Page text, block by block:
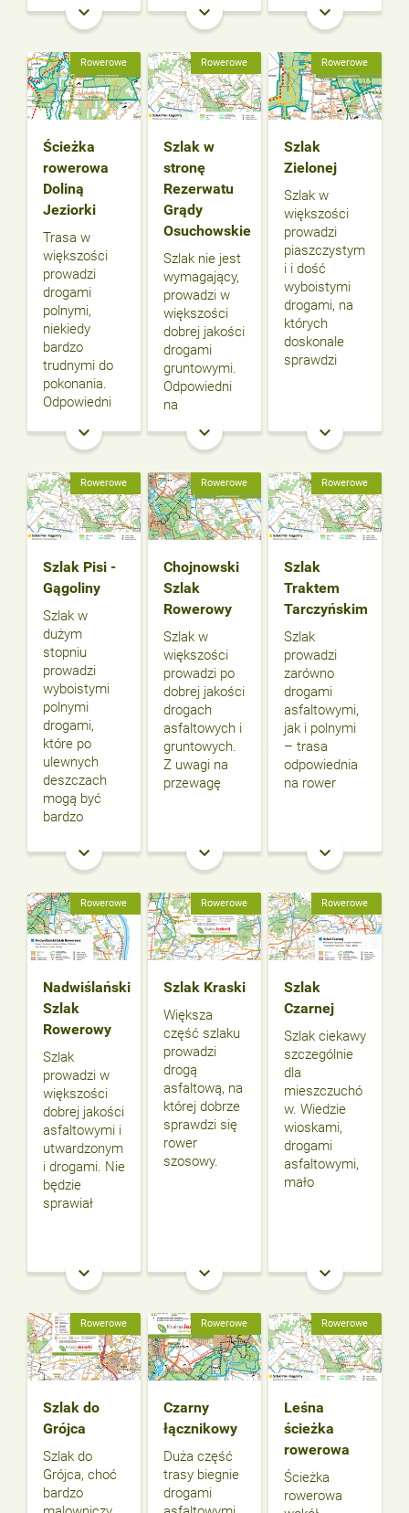
keyboard_arrow_down keyboard_arrow_down keyboard_arrow_down
Rowerowe
Ścieżka
rowerowa
Doliną
Jeziorki
Trasa w
większości
prowadzi
drogami
polnymi,
niekiedy
bardzo
trudnymi do
pokonania.
Odpowiedni
keyboard_arrow_down
Rowerowe
Szlak w
stronę
Rezerwatu
Grądy
Osuchowskie
Szlak nie jest
wymagający,
prowadzi w
większości
dobrej jakości
drogami
gruntowymi.
Odpowiedni
na
keyboard_arrow_down
Rowerowe
Szlak
Zielonej
Szlak w
większości
prowadzi
piaszczystym
i i dość
wyboistymi
drogami, na
których
doskonale
sprawdzi
keyboard_arrow_down
Rowerowe
Szlak Pisi -
Gągoliny
Szlak w
dużym
stopniu
prowadzi
wyboistymi
polnymi
drogami,
które po
ulewnych
deszczach
mogą być
bardzo
keyboard_arrow_down
Rowerowe
Chojnowski
Szlak
Rowerowy
Szlak w
większości
prowadzi po
dobrej jakości
drogach
asfaltowych i
gruntowych.
Z uwagi na
przewagę
keyboard_arrow_down
Rowerowe
Szlak
Traktem
Tarczyńskim
Szlak
prowadzi
zarówno
drogami
asfaltowymi,
jak i polnymi
– trasa
odpowiednia
na rower
keyboard_arrow_down
Rowerowe
Nadwiślański
Szlak
Rowerowy
Szlak
prowadzi w
większości
dobrej jakości
asfaltowymi i
utwardzonym
i drogami. Nie
będzie
sprawiał
keyboard_arrow_down
Rowerowe
Szlak Kraski
Większa
część szlaku
prowadzi
drogą
asfaltową, na
której dobrze
sprawdzi się
rower
szosowy.
keyboard_arrow_down
Rowerowe
Szlak
Czarnej
Szlak ciekawy
szczególnie
dla
mieszczuchó
w. Wiedzie
wioskami,
drogami
asfaltowymi,
mało
keyboard_arrow_down
Rowerowe
Szlak do
Grójca
Szlak do
Grójca, choć
bardzo
Rowerowe
Czarny
łącznikowy
Duża część
trasy biegnie
drogami
Rowerowe
Leśna
ścieżka
rowerowa
Ścieżka
rowerowa